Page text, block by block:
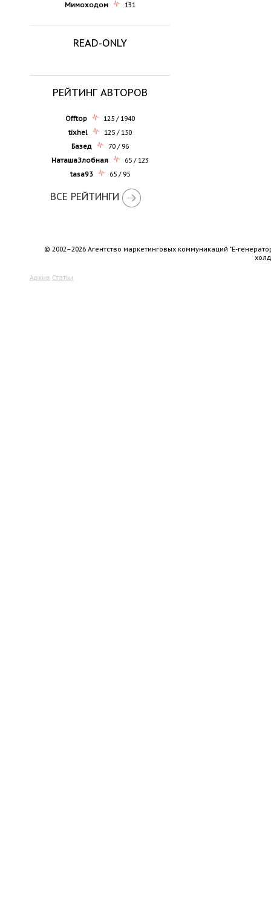
Мимоходом
131
READ-ONLY
РЕЙТИНГ АВТОРОВ
Offtop
125 / 1940
tixhel
125 / 150
Базед
70 / 96
НаташаЗлобная
65 / 123
tasa93
65 / 95
ВСЕ РЕЙТИНГИ
© 2002–2026 Агентство маркетинговых коммуникаций "Е-
Архив Статьи